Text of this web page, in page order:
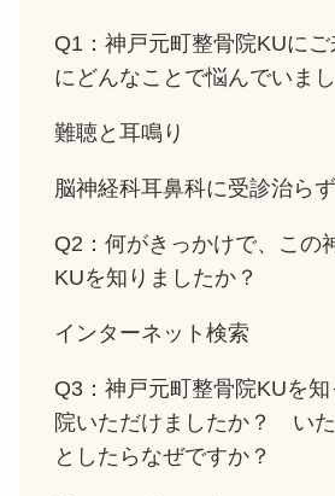
Q1：神戸元町整骨院KUに
にどんなことで悩んでいま
難聴と耳鳴り
脳神経科耳鼻科に受診治らず
Q2：何がきっかけで、この
KUを知りましたか？
インターネット検索
Q3：神戸元町整骨院KUを
院いただけましたか？ い
としたらなぜですか？